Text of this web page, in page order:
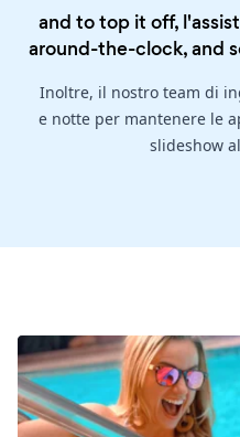
and to top it off,
around-the-clock, and
Inoltre, il nostro team di
e notte per mantenere le
slideshow